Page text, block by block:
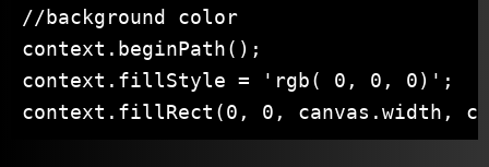
//background color
context.beginPath();
context.fillStyle = 'rgb( 0, 0, 0)';
context.fillRect(0, 0, canvas.width,